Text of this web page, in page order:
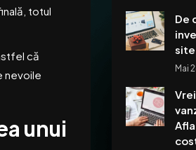
totul
că
nevoile
unui
De
site
Mai